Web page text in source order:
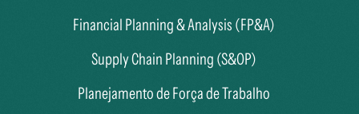
Financial Planning & Analysis (FP&A)
Supply Chain Planning (S&OP)
Planejamento de Força de Trabalho